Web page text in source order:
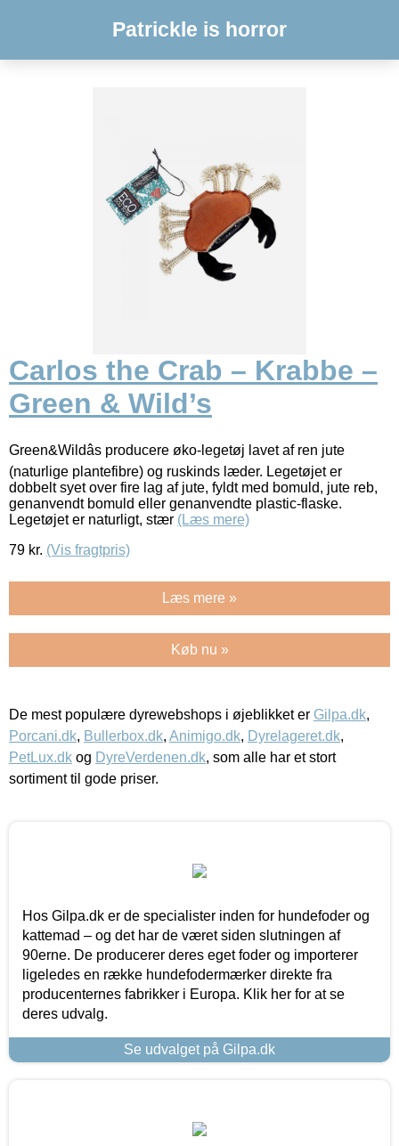
Patrickle is horror
Carlos the Crab – Krabbe –
Green & Wild’s
Green&Wildâs producere øko-legetøj lavet af ren jute
(naturlige plantefibre) og ruskinds læder. Legetøjet er
dobbelt syet over fire lag af jute, fyldt med bomuld, jute reb,
genanvendt bomuld eller genanvendte plastic-flaske.
Legetøjet er naturligt, stær (Læs mere)
79 kr. (Vis fragtpris)
Læs mere »
Køb nu »
De mest populære dyrewebshops i øjeblikket er Gilpa.dk,
Porcani.dk, Bullerbox.dk, Animigo.dk, Dyrelageret.dk,
PetLux.dk og DyreVerdenen.dk, som alle har et stort
sortiment til gode priser.
Hos Gilpa.dk er de specialister inden for hundefoder og
kattemad – og det har de været siden slutningen af
90erne. De producerer deres eget foder og importerer
ligeledes en række hundefodermærker direkte fra
producenternes fabrikker i Europa. Klik her for at se
deres udvalg.
Se udvalget på Gilpa.dk